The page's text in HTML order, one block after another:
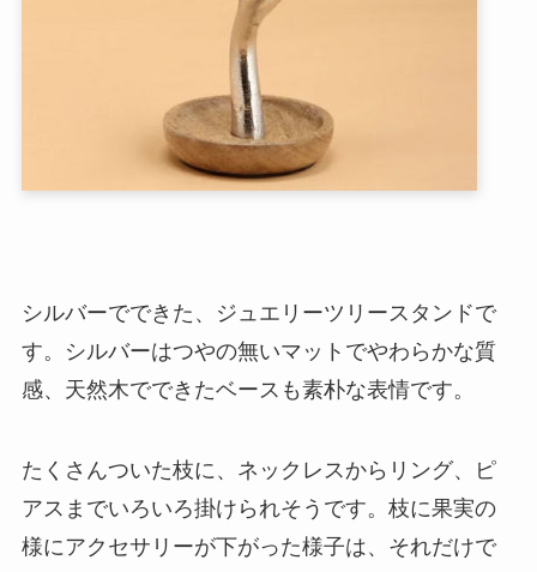
シルバーでできた、ジュエリーツリースタンドで
す。シルバーはつやの無いマットでやわらかな質
感、天然木でできたベースも素朴な表情です。
たくさんついた枝に、ネックレスからリング、ピ
アスまでいろいろ掛けられそうです。枝に果実の
様にアクセサリーが下がった様子は、それだけで